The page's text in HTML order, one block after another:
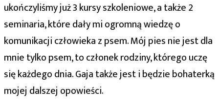
ukończyliśmy już 3 kursy szkoleniowe, a także 2
seminaria, które dały mi ogromną wiedzę o
komunikacji człowieka z psem. Mój pies nie jest dla
mnie tylko psem, to członek rodziny, którego uczę
się każdego dnia. Gaja także jest i będzie bohaterką
mojej dalszej opowieści.